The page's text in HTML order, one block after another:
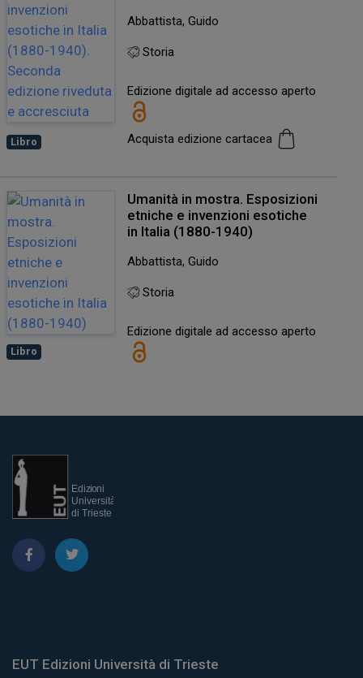
Libro
Abbattista, Guido
Storia
Edizione digitale ad accesso aperto
Acquista edizione cartacea
Libro
Umanità in mostra. Esposizioni
etniche e invenzioni esotiche
in Italia (1880-1940)
Abbattista, Guido
Storia
Edizione digitale ad accesso aperto
EUT Edizioni Università di Trieste